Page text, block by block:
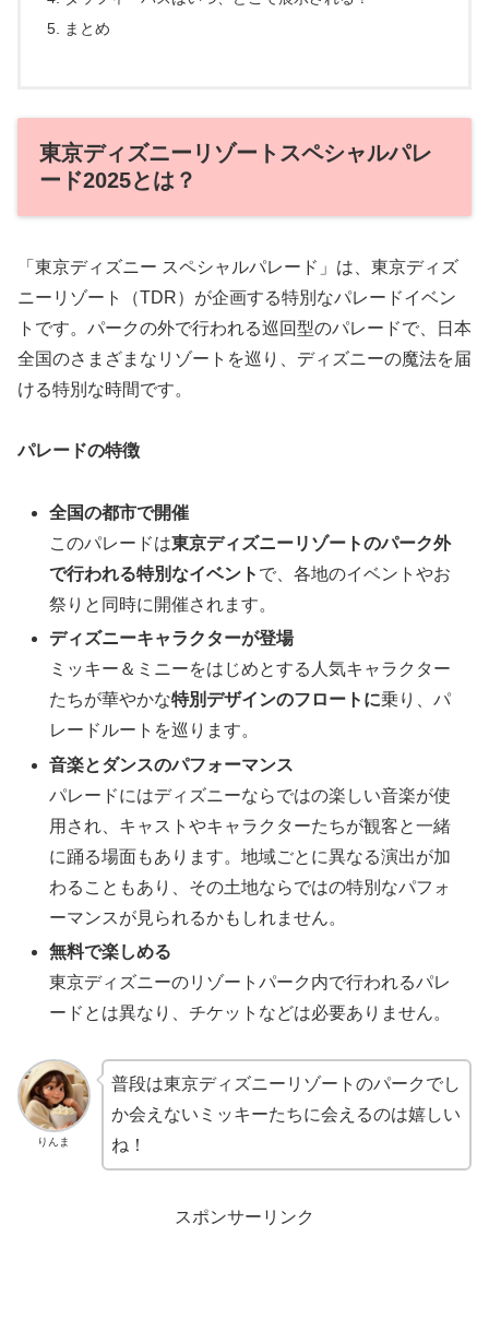
まとめ
東京ディズニーリゾートスペシャルパレ
ード2025とは？
「東京ディズニー スペシャルパレード」は、東京ディズ
ニーリゾート（TDR）が企画する特別なパレードイベン
トです。パークの外で行われる巡回型のパレードで、日本
全国のさまざまなリゾートを巡り、ディズニーの魔法を届
ける特別な時間です。
パレードの特徴
全国の都市で開催
このパレードは東京ディズニーリゾートのパーク外
で行われる特別なイベント で、各地のイベントやお
祭りと同時に開催されます。
ディズニーキャラクターが登場
ミッキー＆ミニーをはじめとする人気キャラクター
たちが華やかな特別デザインのフロートに乗り、パ
レードルートを巡ります。
音楽とダンスのパフォーマンス
パレードにはディズニーならではの楽しい音楽が使
用され、キャストやキャラクターたちが観客と一緒
に踊る場面もあります。地域ごとに異なる演出が加
わることもあり、その土地ならではの特別なパフォ
ーマンスが見られるかもしれません。
無料で楽しめる
東京ディズニーのリゾートパーク内で行われるパレ
ードとは異なり、チケットなどは必要ありません。
りんま
普段は東京ディズニーリゾートのパークでし
か会えないミッキーたちに会えるのは嬉しい
ね！
スポンサーリンク